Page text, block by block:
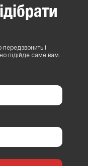
і
підійде саме вам.